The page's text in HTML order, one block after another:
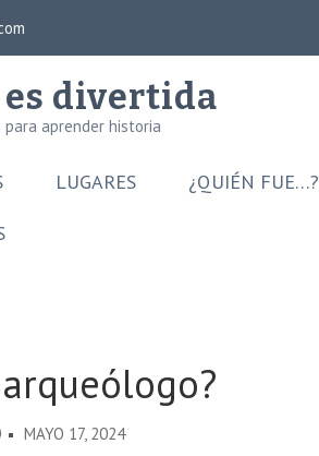
divertida
para aprender historia
LUGARES ¿QUIÉN FUE…?
MAYO 17, 2024